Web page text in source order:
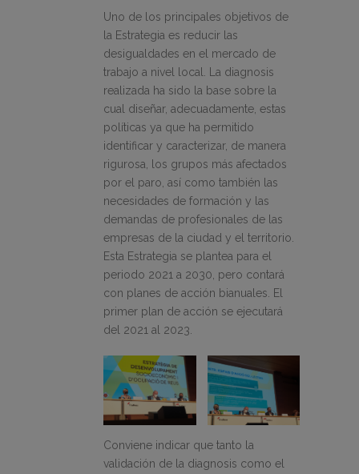
Uno de los principales objetivos de
la Estrategia es reducir las
desigualdades en el mercado de
trabajo a nivel local. La diagnosis
realizada ha sido la base sobre la
cual diseñar, adecuadamente, estas
políticas ya que ha permitido
identificar y caracterizar, de manera
rigurosa, los grupos más afectados
por el paro, así como también las
necesidades de formación y las
demandas de profesionales de las
empresas de la ciudad y el territorio.
Esta Estrategia se plantea para el
periodo 2021 a 2030, pero contará
con planes de acción bianuales. El
primer plan de acción se ejecutará
del 2021 al 2023.
Conviene indicar que tanto la
validación de la diagnosis como el